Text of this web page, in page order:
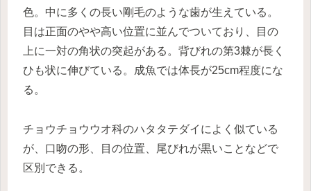
色。中に多くの長い剛毛のような歯が生えている。
目は正面のやや高い位置に並んでついており、目の
上に一対の角状の突起がある。背びれの第3棘が長く
ひも状に伸びている。成魚では体長が25cm程度にな
る。
チョウチョウウオ科のハタタテダイによく似ている
が、口吻の形、目の位置、尾びれが黒いことなどで
区別できる。